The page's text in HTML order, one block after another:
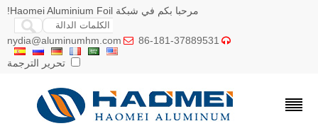
مرحبا بكم في شبكة Haomei Aluminium Foil!

86-181-37889531

nydia@aluminumhm.com
تحرير الترجمة